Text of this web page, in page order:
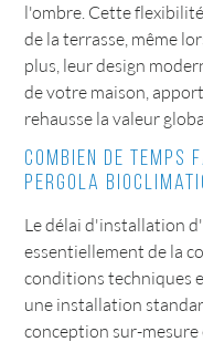
l'ombre. Cette
de la terrasse, même
plus, leur design
de votre maison,
rehausse la valeur
Combien de
pergola
Le délai d'installation
essentiellement de la
conditions techniques
une installation
conception sur-mesure